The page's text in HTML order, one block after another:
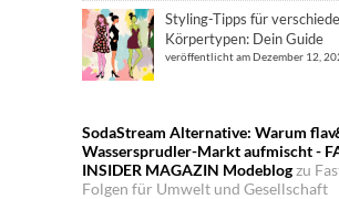
Styling-Tipps für
Körpertypen: Dein Guide
veröffentlicht am Dezember 12,
SodaStream Alternative: Warum
Wassersprudler-Markt aufmischt -
INSIDER MAGAZIN Modeblogzu
Folgen für Umwelt und Gesellschaft